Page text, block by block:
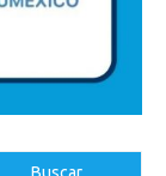
Buscar